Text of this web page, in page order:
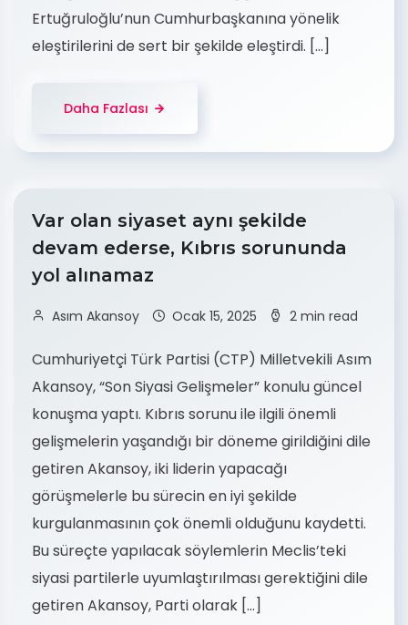
Ertuğruloğlu’nun Cumhurbaşkanına yönelik
eleştirilerini de sert bir şekilde eleştirdi. […]
Daha Fazlası
Var olan siyaset aynı şekilde
devam ederse, Kıbrıs sorununda
yol alınamaz
Asım Akansoy Ocak 15, 2025 2 min read
Cumhuriyetçi Türk Partisi (CTP) Milletvekili Asım
Akansoy, “Son Siyasi Gelişmeler” konulu güncel
konuşma yaptı. Kıbrıs sorunu ile ilgili önemli
gelişmelerin yaşandığı bir döneme girildiğini dile
getiren Akansoy, iki liderin yapacağı
görüşmelerle bu sürecin en iyi şekilde
kurgulanmasının çok önemli olduğunu kaydetti.
Bu süreçte yapılacak söylemlerin Meclis’teki
siyasi partilerle uyumlaştırılması gerektiğini dile
getiren Akansoy, Parti olarak […]